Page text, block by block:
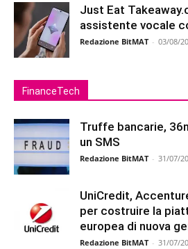
Just Eat
assistente vocale
Redazione BitMAT - 03/08/
FinanceTech
Truffe bancarie,
un SMS
Redazione BitMAT - 31/07/
UniCredit,
per costruire la
europea di nuova
Redazione BitMAT - 31/07/